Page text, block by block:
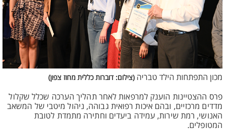
מכון התפתחות הילד טבריה (צילום: דוברות כללית מחוז צפון)
פרס ההצטיינות הוענק למרפאות לאחר תהליך הערכה שכלל שקלול
מדדים מרכזיים, ובהם איכות רפואית גבוהה, ניהול מיטבי של המשאב
האנושי, רמת שירות, עמידה ביעדים וחתירה מתמדת לטובת
המטופלים.